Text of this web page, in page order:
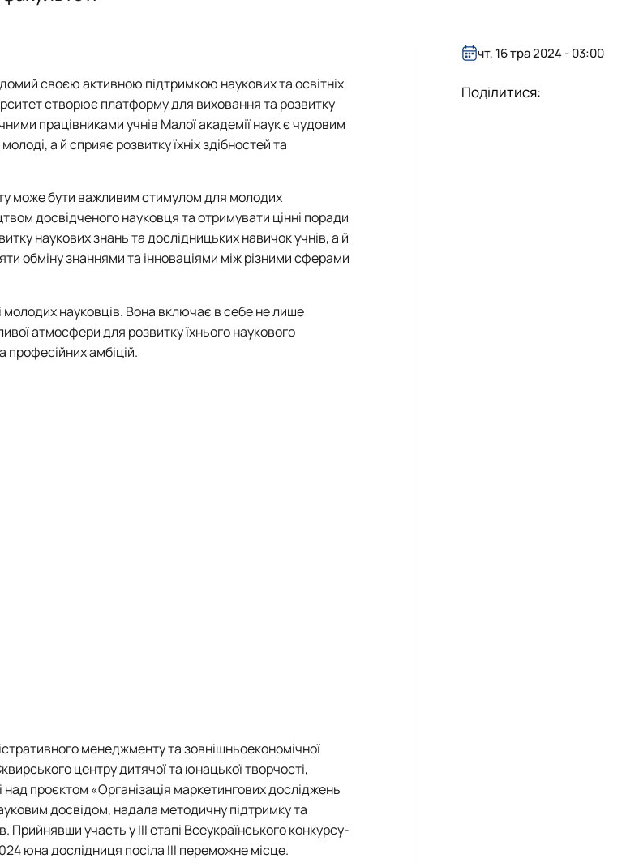
Логістика
Підготовка до акредитації ОП "Адміністративний менеджмент"
слухачів для здачі ЄФВВ з «Управління та адмініструванн…
своєю активною підтримкою наукових та освітніх
створює платформу для виховання та розвитку
працівниками учнів Малої академії наук є чудовим
а й сприяє розвитку їхніх здібностей та
може бути важливим стимулом для молодих
досвідченого науковця та отримувати цінні поради
наукових знань та дослідницьких навичок учнів, а й
обміну знаннями та інноваціями між різними сферами
молодих науковців. Вона включає в себе не лише
атмосфери для розвитку їхнього наукового
професійних амбіцій.
менеджменту та зовнішньоекономічної
центру дитячої та юнацької творчості,
над проєктом «Організація маркетингових досліджень
досвідом, надала методичну підтримку та
участь у ІІІ етапі Всеукраїнського конкурсу-
юна дослідниця посіла ІІІ переможне місце.
чт, 16 тра 2024 - 03:00
Поділитися: